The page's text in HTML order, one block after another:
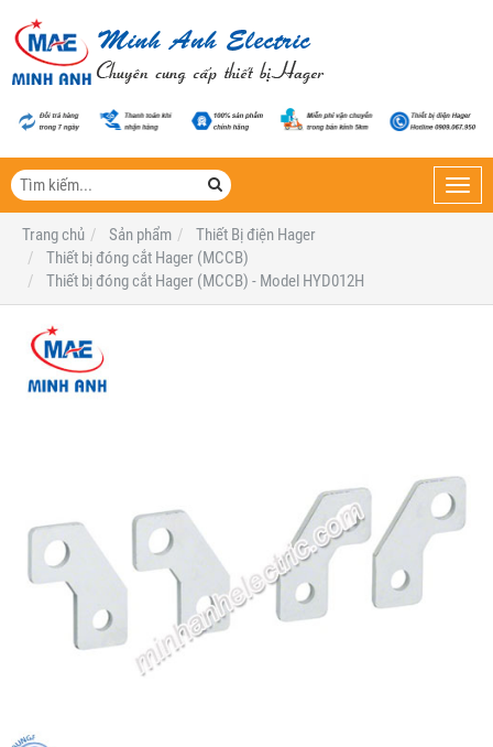
Trang chủ
Sản phẩm
Thiết Bị điện Hager
Thiết bị đóng cắt Hager (MCCB)
Thiết bị đóng cắt Hager (MCCB) - Model HYD012H